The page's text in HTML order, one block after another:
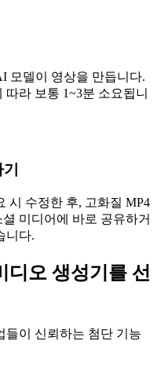
모델이 영상을 만듭니다.
라 보통 1~3분 소요됩니
시 수정한 후, 고화질 MP4
미디어에 바로 공유하거
니다.
디오 생성기를 선
들이 신뢰하는 첨단 기능